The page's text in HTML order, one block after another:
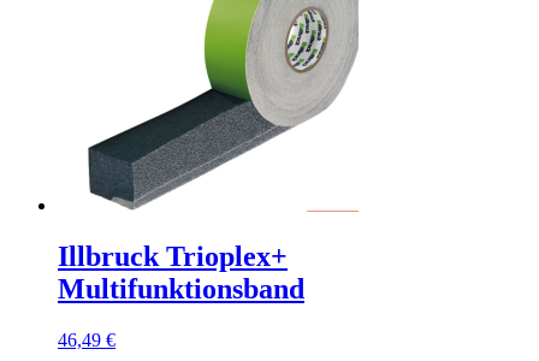
Illbruck Trioplex+
Multifunktionsband
46,49 €